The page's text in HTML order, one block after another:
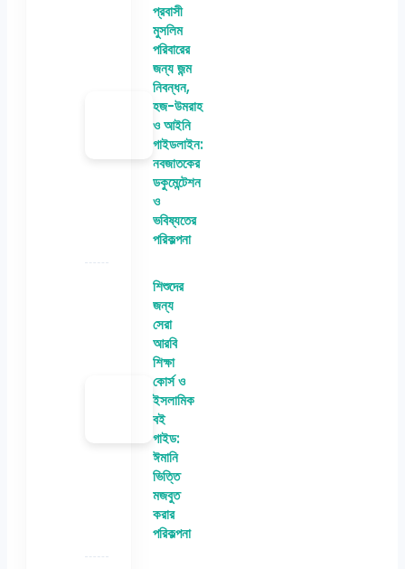
প্রবাসী
মুসলিম
পরিবারের
জন্য জন্ম
নিবন্ধন,
হজ-উমরাহ
ও আইনি
গাইডলাইন:
নবজাতকের
ডকুমেন্টেশন
ও
ভবিষ্যতের
পরিকল্পনা
শিশুদের
জন্য
সেরা
আরবি
শিক্ষা
কোর্স ও
ইসলামিক
বই
গাইড:
ঈমানি
ভিত্তি
মজবুত
করার
পরিকল্পনা